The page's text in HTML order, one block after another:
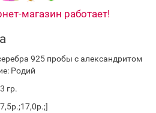
магазин работает!
925 пробы с александритом
Родий
гр.